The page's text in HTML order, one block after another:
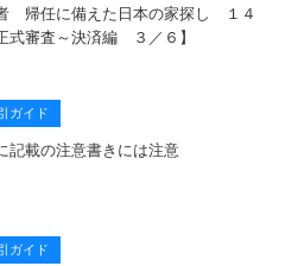
帰任に備えた日本の家探し １４
式審査～決済編 ３／６】
ガイド
記載の注意書きには注意
ガイド